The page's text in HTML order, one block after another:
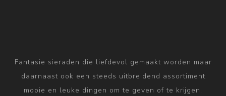
Fantasie sieraden die liefdevol gemaakt worden maar
daarnaast ook een steeds uitbreidend assortiment
mooie en leuke dingen om te geven of te krijgen.